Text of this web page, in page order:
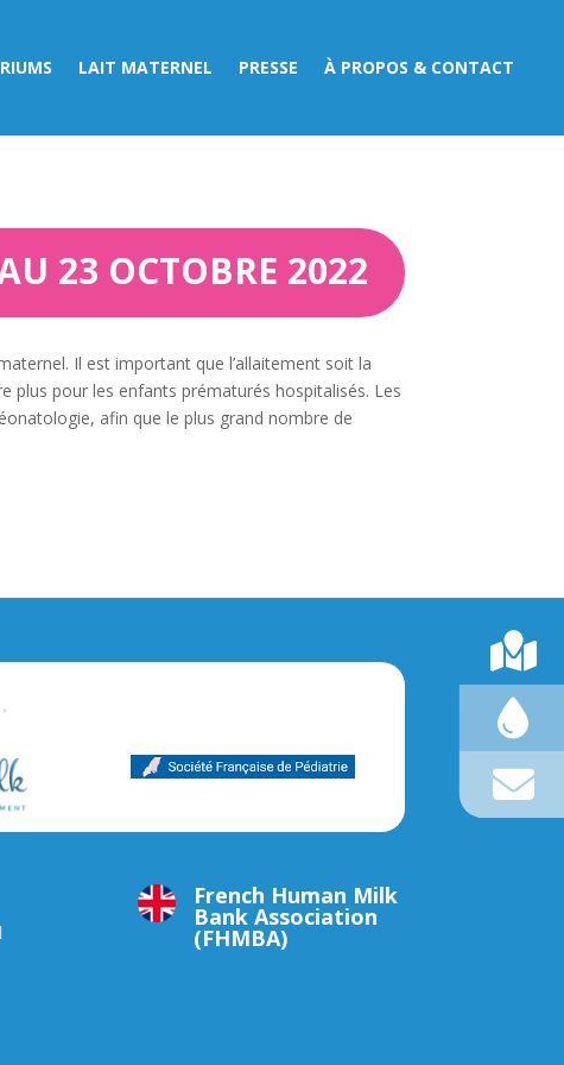
LAIT MATERNEL PRESSE À PROPOS & CONTACT
23 OCTOBRE 2022
Il est important que l’allaitement soit la
pour les enfants prématurés hospitalisés. Les
afin que le plus grand nombre de
French Human Milk
Bank Association
(FHMBA)